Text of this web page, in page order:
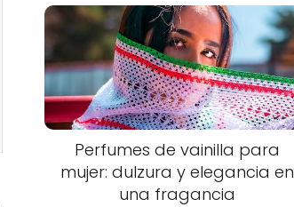
Perfumes de vainilla para
mujer: dulzura y elegancia en
una fragancia